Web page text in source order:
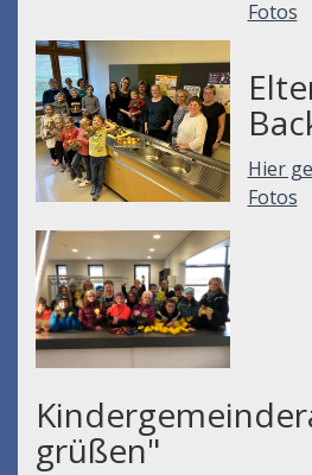
Fotos
Hier
Fotos
grüßen"